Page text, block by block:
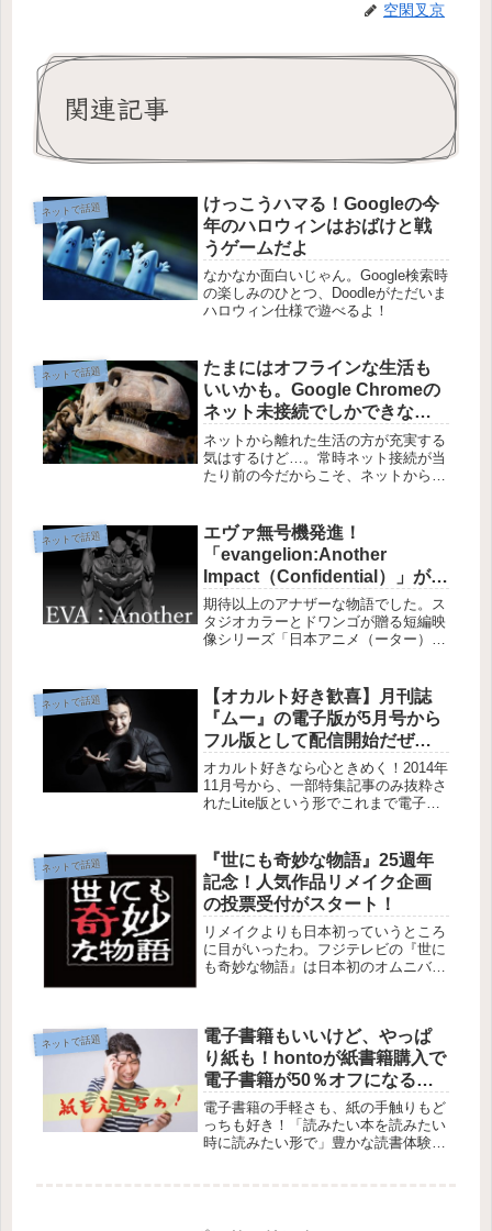
空閑叉京
関連記事
ネットで話題
けっこうハマる！Googleの今
年のハロウィンはおばけと戦
うゲームだよ
なかなか面白いじゃん。Google検索時
の楽しみのひとつ、Doodleがただいま
ハロウィン仕様で遊べるよ！
ネットで話題
たまにはオフラインな生活も
いいかも。Google Chromeの
ネット未接続でしかできない
隠れたミニゲーム
ネットから離れた生活の方が充実する
気はするけど…。常時ネット接続が当
たり前の今だからこそ、ネットからそ
ネットに接続していない環境ではほと
んど役に立つことはありませんね。だ
け...
ネットで話題
エヴァ無号機発進！
「evangelion:Another
Impact（Confidential）」が日
本アニメ（ーター）見本市で
予定通り公開
期待以上のアナザーな物語でした。ス
タジオカラーとドワンゴが贈る短編映
像シリーズ「日本アニメ（ーター）見
Impact（Confidential）」が公開され
ました。アナザーストーリーとは...
ネットで話題
【オカルト好き歓喜】月刊誌
『ムー』の電子版が5月号から
フル版として配信開始だぜ
ッ！
オカルト好きなら心ときめく！2014年
11月号から、一部特集記事のみ抜粋さ
れたLite版という形でこれまで電子版
ストに応える形で2015年4月9日発売
のムー5月号より「フル...
ネットで話題
『世にも奇妙な物語』25週年
記念！人気作品リメイク企画
の投票受付がスタート！
リメイクよりも日本初っていうところ
に目がいったわ。フジテレビの『世に
も奇妙な物語』は日本初のオムニバス
て、人気作品投票の募集を開始しま...
ネットで話題
電子書籍もいいけど、やっぱ
り紙も！hontoが紙書籍購入で
電子書籍が50％オフになる
「読割50」のサービスをスタ
ート！
電子書籍の手軽さも、紙の手触りもど
っちも好き！「読みたい本を読みたい
時に読みたい形で」豊かな読書体験を